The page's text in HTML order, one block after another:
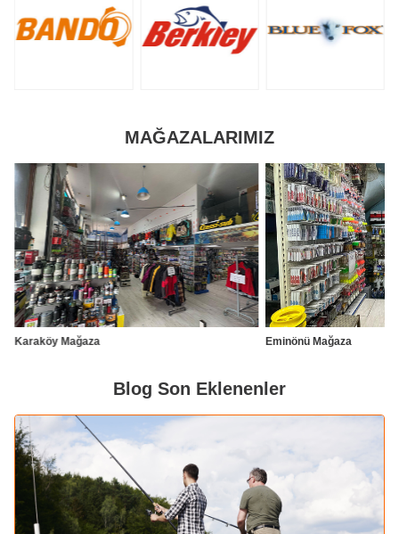
MAĞAZALARIMIZ
Karaköy Mağaza Eminönü Mağaza
Blog Son Eklenenler